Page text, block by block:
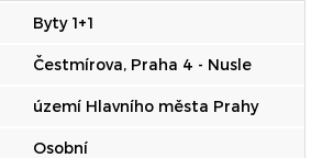
Byty 1+1
Čestmírova, Praha 4 - Nusle
území Hlavního města Prahy
Osobní